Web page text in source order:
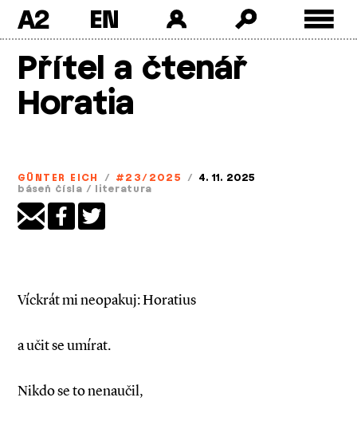
A2
Přítel a čtenář
Horatia
GÜNTER EICH / #23/2025 / 4. 11. 2025
báseň čísla / literatura
Víckrát mi neopakuj: Horatius
a učit se umírat.
Nikdo se to nenaučil,